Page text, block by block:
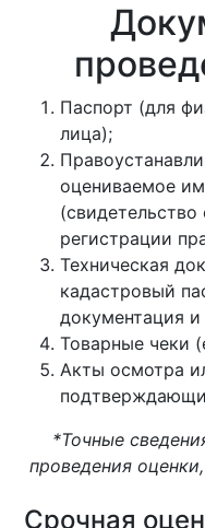
Паспорт (для
лица);
оцениваемое
(свидетельство
регистрации
Техническая
кадастровый
документация
Товарные чеки
Акты осмотра
*Точные
проведения
Срочная